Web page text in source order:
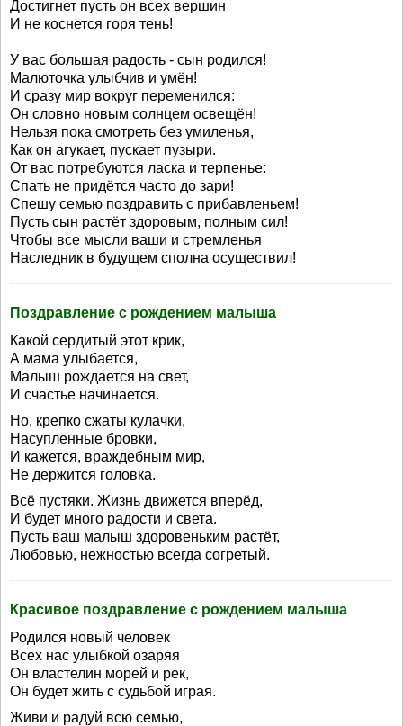
Достигнет пусть он всех вершин
И не коснется горя тень!
У вас большая радость - сын родился!
Малюточка улыбчив и умён!
И сразу мир вокруг переменился:
Он словно новым солнцем освещён!
Нельзя пока смотреть без умиленья,
Как он агукает, пускает пузыри.
От вас потребуются ласка и терпенье:
Спать не придётся часто до зари!
Спешу семью поздравить с прибавленьем!
Пусть сын растёт здоровым, полным сил!
Чтобы все мысли ваши и стремленья
Наследник в будущем сполна осуществил!
Поздравление с рождением малыша
Какой сердитый этот крик,
А мама улыбается,
Малыш рождается на свет,
И счастье начинается.
Но, крепко сжаты кулачки,
Насупленные бровки,
И кажется, враждебным мир,
Не держится головка.
Всё пустяки. Жизнь движется вперёд,
И будет много радости и света.
Пусть ваш малыш здоровеньким растёт,
Любовью, нежностью всегда согретый.
Красивое поздравление с рождением малыша
Родился новый человек
Всех нас улыбкой озаряя
Он властелин морей и рек,
Он будет жить с судьбой играя.
Живи и радуй всю семью,